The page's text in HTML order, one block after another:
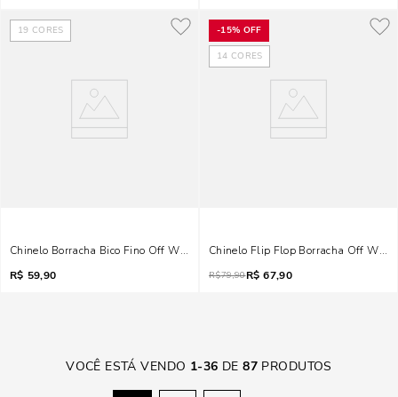
19 CORES
Chinelo Borracha Bico Fino Off White
R$ 59,90
-15% OFF
14 CORES
Chinelo Flip Flop Borracha Off White
R$79,90R$ 67,90
VOCÊ ESTÁ VENDO 1-36 DE87 PRODUTOS